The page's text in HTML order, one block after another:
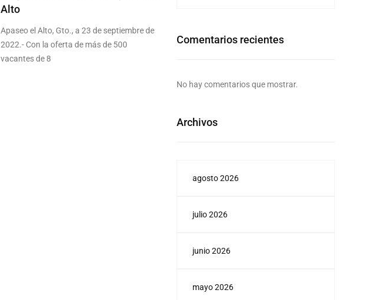
Alto
Apaseo el Alto, Gto., a 23 de septiembre de
2022.- Con la oferta de más de 500
vacantes de 8
Comentarios recientes
No hay comentarios que mostrar.
Archivos
agosto 2026
julio 2026
junio 2026
mayo 2026